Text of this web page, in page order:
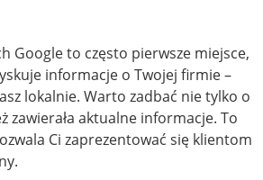
Google to często pierwsze miejsce,
informacje o Twojej firmie –
lokalnie. Warto zadbać nie tylko o
zawierała aktualne informacje. To
Ci zaprezentować się klientom